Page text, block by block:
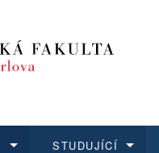
STUDUJÍCÍ